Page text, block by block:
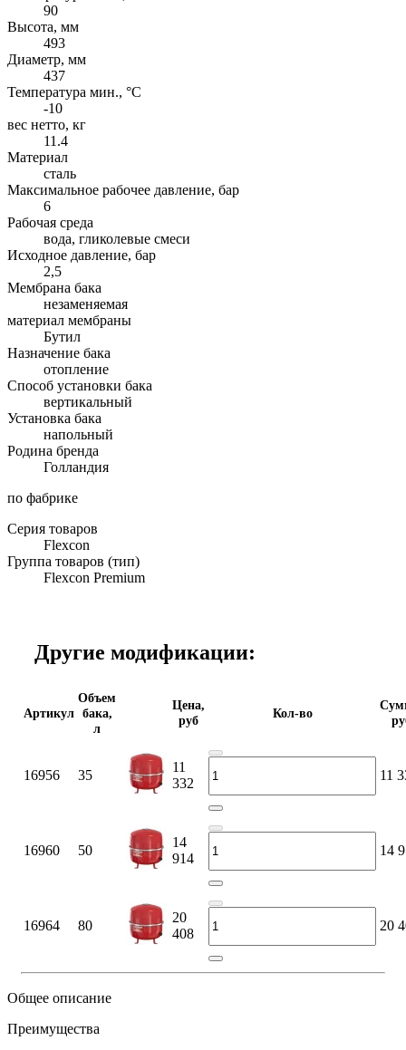
90
Высота, мм
493
Диаметр, мм
437
Температура мин., °C
-10
вес нетто, кг
11.4
Материал
сталь
Максимальное рабочее давление, бар
6
Рабочая среда
вода, гликолевые смеси
Исходное давление, бар
2,5
Мембрана бака
незаменяемая
материал мембраны
Бутил
Назначение бака
отопление
Способ установки бака
вертикальный
Установка бака
напольный
Родина бренда
Голландия
по фабрике
Серия товаров
Flexcon
Группа товаров (тип)
Flexcon Premium
Другие модификации:
Артикул
Объем
бака,
л
Цена,
руб
Кол-во
16956 35
11
332
11
16960 50
14
914
14
16964 80
20
408
20
Общее описание
Преимущества